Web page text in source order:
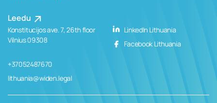
Leedu
Konstitucijos ave. 7, 26th floor
Vilnius 09308
+37052487670
lithuania@widen.legal
LinkedIn Lithuania
Facebook Lithuania